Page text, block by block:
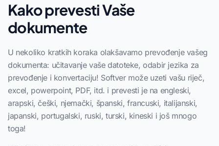
Kako prevesti Vaše
dokumente
U nekoliko kratkih koraka olakšavamo prevođenje vašeg
dokumenta: učitavanje vaše datoteke, odabir jezika za
prevođenje i konvertaciju! Softver može uzeti vašu riječ,
excel, powerpoint, PDF, itd. i prevesti je na engleski,
arapski, češki, njemački, španski, francuski, italijanski,
japanski, portugalski, ruski, turski, kineski i još mnogo
toga!